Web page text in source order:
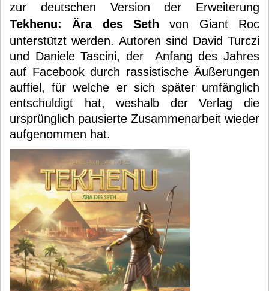
zur deutschen Version der Erweiterung
Tekhenu: Ära des Seth von Giant Roc
unterstützt werden. Autoren sind David Turczi
und Daniele Tascini, der Anfang des Jahres
auf Facebook durch rassistische Äußerungen
auffiel, für welche er sich später umfänglich
entschuldigt hat, weshalb der Verlag die
ursprünglich pausierte Zusammenarbeit wieder
aufgenommen hat.